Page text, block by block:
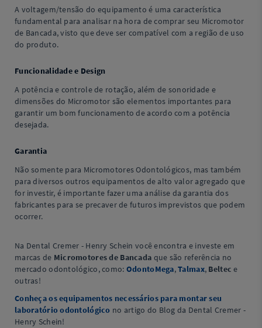
A voltagem/tensão do equipamento é uma característica
fundamental para analisar na hora de comprar seu Micromotor
de Bancada, visto que deve ser compatível com a região de uso
do produto.
Funcionalidade e Design
A potência e controle de rotação, além de sonoridade e
dimensões do Micromotor são elementos importantes para
garantir um bom funcionamento de acordo com a potência
desejada.
Garantia
Não somente para Micromotores Odontológicos, mas também
para diversos outros equipamentos de alto valor agregado que
for investir, é importante fazer uma análise da garantia dos
fabricantes para se precaver de futuros imprevistos que podem
ocorrer.
Na Dental Cremer - Henry Schein você encontra e investe em
marcas de Micromotores de Bancada que são referência no
mercado odontológico, como: OdontoMega,Talmax, Beltec e
outras!
Conheça os equipamentos necessários para montar seu
laboratório odontológico no artigo do Blog da Dental Cremer -
Henry Schein!